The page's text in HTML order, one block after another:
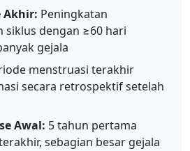
Akhir: Peningkatan
dengan ≥60 hari
gejala
menstruasi terakhir
secara retrospektif setelah
Awal: 5 tahun pertama
sebagian besar gejala